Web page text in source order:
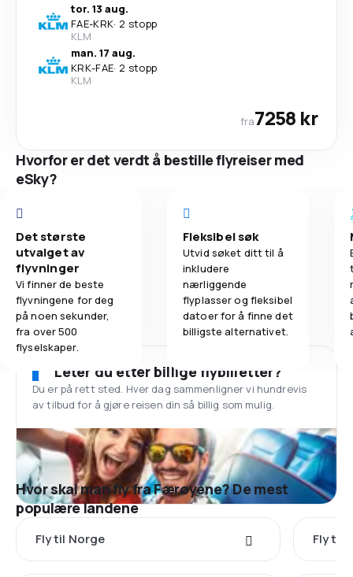
tor. 13 aug.
FAE-KRK· 2 stopp
KLM
man. 17 aug.
KRK-FAE· 2 stopp
KLM
fra7258 kr
Hvorfor er det verdt å bestille flyreiser med
eSky?
Det største
utvalget av
flyvninger
Vi finner de beste
flyvningene for deg
på noen sekunder,
fra over 500
flyselskaper.
Fleksibel søk
Utvid søket ditt til å
inkludere
nærliggende
flyplasser og fleksibel
datoer for å finne det
billigste alternativet.
Leter du etter billige flybilletter?
Du er på rett sted. Hver dag sammenligner vi hundrevis
av tilbud for å gjøre reisen din så billig som mulig.
Hvor skal man fly fra Færøyene? De mest
populære landene
Fly til Norge Fly til